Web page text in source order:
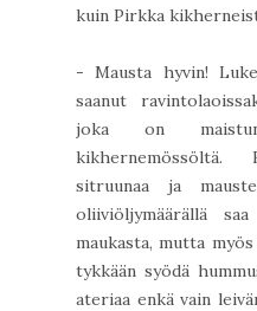
kuin Pirkka
- Mausta hyvin!
saanut
joka on
sitruunaa ja
oliiviöljymäärällä
maukasta, mutta
tykkään syödä
ateriaa enkä vain